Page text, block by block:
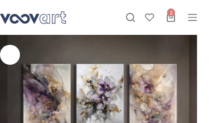
₺1.850,00 –₺3.250,00
Sepete Ekle
2
-27%